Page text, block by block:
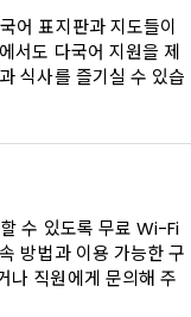
어 표지판과 지도들이
서도 다국어 지원을 제
식사를 즐기실 수 있습
수 있도록 무료 Wi-Fi
방법과 이용 가능한 구
나 직원에게 문의해 주